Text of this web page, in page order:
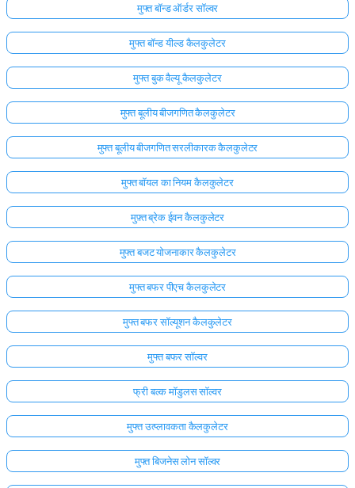
मुफ्त बॉन्ड ऑर्डर सॉल्वर
मुफ्त बॉन्ड यील्ड कैलकुलेटर
मुफ्त बुक वैल्यू कैलकुलेटर
मुफ्त बूलीय बीजगणित कैलकुलेटर
मुफ्त बूलीय बीजगणित सरलीकारक कैलकुलेटर
मुफ्त बॉयल का नियम कैलकुलेटर
मुफ़्त ब्रेक ईवन कैलकुलेटर
मुफ्त बजट योजनाकार कैलकुलेटर
मुफ्त बफर पीएच कैलकुलेटर
मुफ्त बफर सॉल्यूशन कैलकुलेटर
मुफ्त बफर सॉल्वर
फ्री बल्क मॉडुलस सॉल्वर
मुफ्त उत्प्लावकता कैलकुलेटर
मुफ्त बिजनेस लोन सॉल्वर